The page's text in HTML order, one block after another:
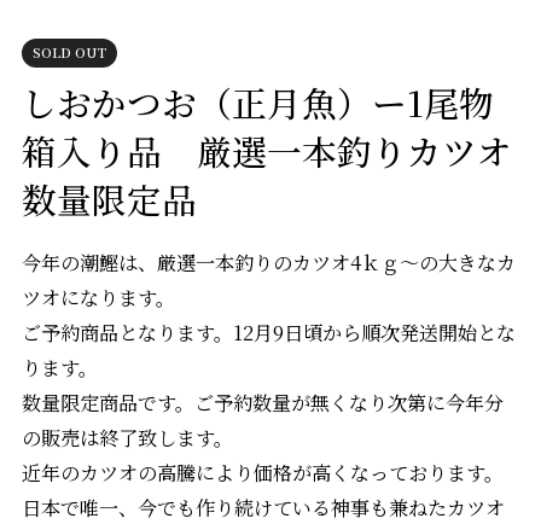
SOLD OUT
しおかつお（正月魚）ー1尾物
箱入り品 厳選一本釣りカツオ
数量限定品
今年の潮鰹は、厳選一本釣りのカツオ4ｋｇ～の大きなカ
ツオになります。
ご予約商品となります。12月9日頃から順次発送開始とな
ります。
数量限定商品です。ご予約数量が無くなり次第に今年分
の販売は終了致します。
近年のカツオの高騰により価格が高くなっております。
日本で唯一、今でも作り続けている神事も兼ねたカツオ